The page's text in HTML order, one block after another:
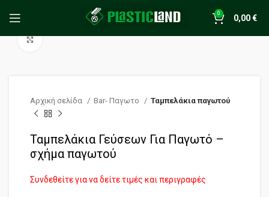
0 0,00€
Αρχική σελίδα Bar- Παγωτο Ταμπελάκια παγωτού
Ταμπελάκια Γεύσεων Για Παγωτό –
σχήμα παγωτού
Συνδεθείτε για να δείτε τιμές και περιγραφές